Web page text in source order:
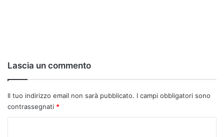
Lascia un commento
Il tuo indirizzo email non sarà pubblicato. I campi obbligatori sono
contrassegnati *